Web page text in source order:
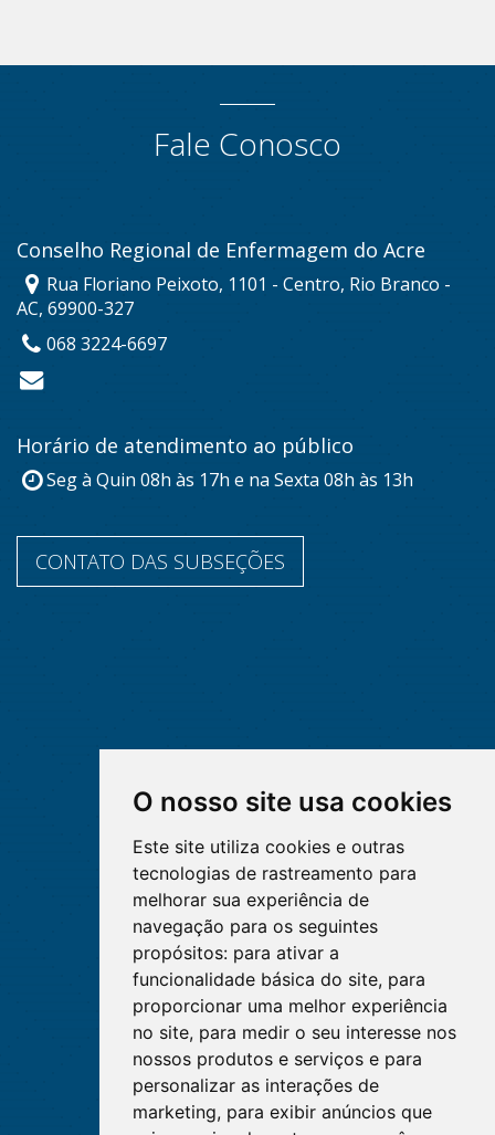
O nosso site usa cookies
Este site utiliza cookies e outras
tecnologias de rastreamento para
melhorar sua experiência de
navegação para os seguintes
propósitos: para ativar a
funcionalidade básica do site, para
proporcionar uma melhor experiência
no site, para medir o seu interesse nos
nossos produtos e serviços e para
personalizar as interações de
marketing, para exibir anúncios que
Fale Conosco
Conselho Regional de Enfermagem do Acre
Rua Floriano Peixoto, 1101 - Centro, Rio Branco -
AC, 69900-327
068 3224-6697
Horário de atendimento ao público
Seg à Quin 08h às 17h e na Sexta 08h às 13h
CONTATO DAS SUBSEÇÕES